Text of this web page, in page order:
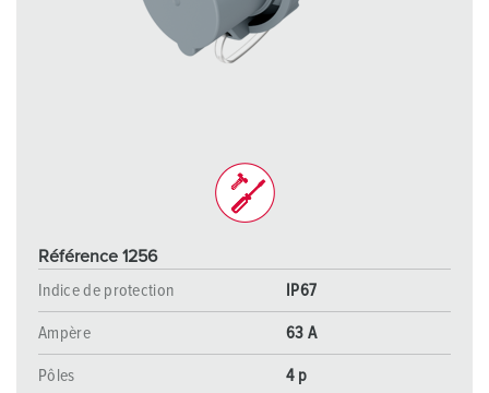
Référence 1256
Indice de protection
IP67
Ampère 63 A
Pôles 4 p